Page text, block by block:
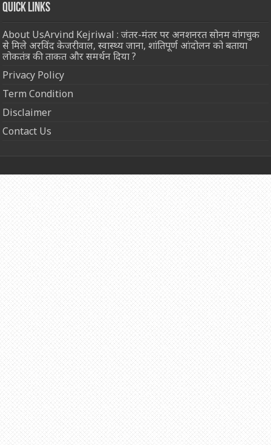
Quick Links
About UsArvind Kejriwal : जंतर-मंतर पर अनशनरत सोनम वांगचुक
से मिले अरविंद केजरीवाल, स्वास्थ्य जाना, शांतिपूर्ण आंदोलन को बताया
लोकतंत्र की ताकत और समर्थन दिया ?
Privacy Policy
Term Condition
Disclaimer
Contact Us